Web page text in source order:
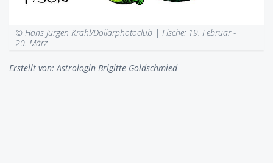
© Hans Jürgen Krahl/Dollarphotoclub | Fische: 19. Februar -
20. März
Erstellt von: Astrologin Brigitte Goldschmied